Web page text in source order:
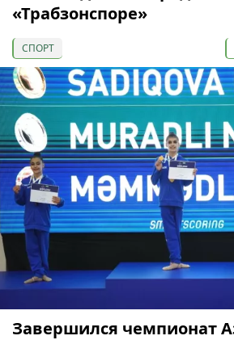
«Трабзонспоре»
СПОРТ
Завершился чемпионат